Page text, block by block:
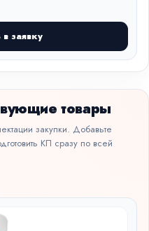
заявку
товары
закупки. Добавьте
КП сразу по всей